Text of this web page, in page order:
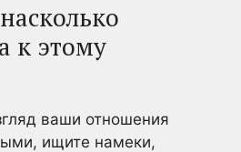
к этому
ваши отношения
ищите намеки,